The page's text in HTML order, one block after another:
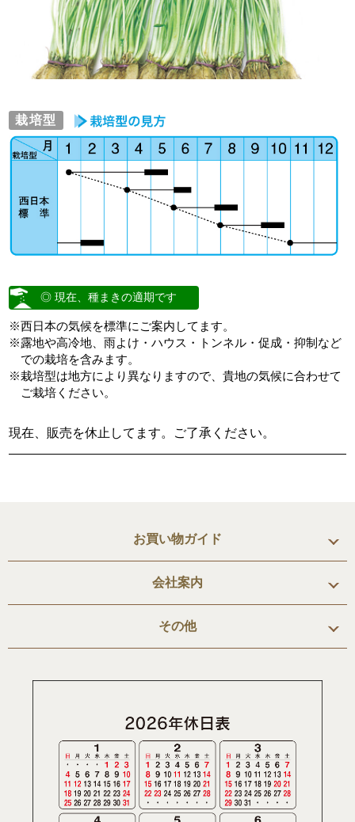
栽培型
◎ 現在、種まきの適期です
※西日本の気候を標準にご案内してます。
※露地や高冷地、雨よけ・ハウス・トンネル・促成・抑制など
での栽培を含みます。
※栽培型は地方により異なりますので、貴地の気候に合わせて
ご栽培ください。
現在、販売を休止してます。ご了承ください。
お買い物ガイド
会社案内
その他